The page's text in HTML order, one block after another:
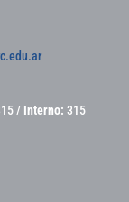
/ Interno: 315